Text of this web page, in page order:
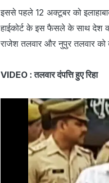
इससे पहले 12 अक्टूबर को
हाईकोर्ट के इस फैसले के साथ देश
राजेश तलवार और नुपुर तलवार को
VIDEO : तलवार दंपत्ति हुए रिहा